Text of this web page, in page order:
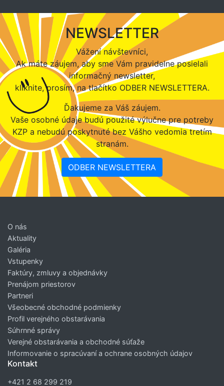
NEWSLETTER
Vážení návštevníci,
Ak máte záujem, aby sme Vám pravidelne posielali
informačný newsletter,
kliknite, prosím, na tlačítko ODBER NEWSLETTERA.
Ďakujeme za Váš záujem.
Vaše osobné údaje budú použité výlučne pre potreby
KZP a nebudú poskytnuté bez Vášho vedomia tretím
stranám.
ODBER NEWSLETTERA
O nás
Aktuality
Galéria
Vstupenky
Faktúry, zmluvy a objednávky
Prenájom priestorov
Partneri
Všeobecné obchodné podmienky
Profil verejného obstarávania
Súhrnné správy
Verejné obstarávania a obchodné súťaže
Informovanie o spracúvaní a ochrane osobných údajov
Kontakt
+421 2 68 299 219